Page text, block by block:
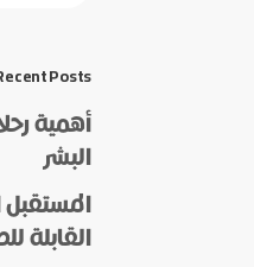
Posts
أهمية
البشر
القابلة